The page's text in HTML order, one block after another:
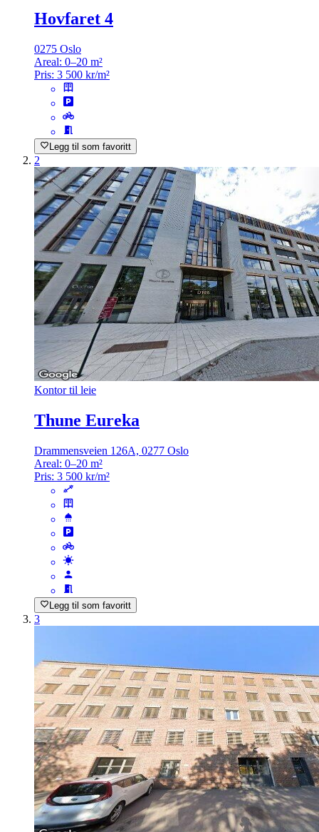
Hovfaret 4
0275 Oslo
Areal: 0–20 m²
Pris: 3 500 kr/m²
Legg til som favoritt
2
Kontor til leie
Thune Eureka
Drammensveien 126A, 0277 Oslo
Areal: 0–20 m²
Pris: 3 500 kr/m²
Legg til som favoritt
3